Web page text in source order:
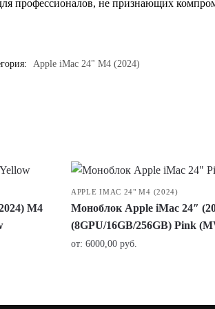
профессионалов, не признающих
Apple iMac 24" M4 (2024)
M4
APPLE IMAC 24" M4 (2024)
Моноблок Apple iMac 24″
(8GPU/16GB/256GB) Pink
от: 6000,00 руб.